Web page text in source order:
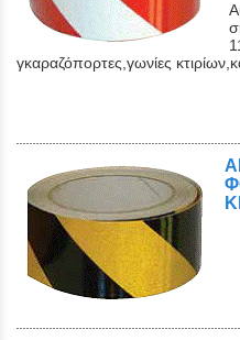
γκαραζόπορτες,γωνίες